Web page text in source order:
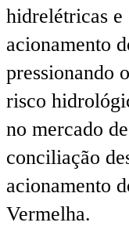
hidrelétricas e
acionamento
pressionando
risco
no mercado
conciliação
acionamento
Vermelha.